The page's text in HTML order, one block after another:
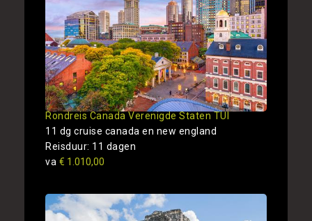
Rondreis Canada Verenigde Staten TUI
11 dg cruise canada en new england
Reisduur: 11 dagen
va € 1.010,00